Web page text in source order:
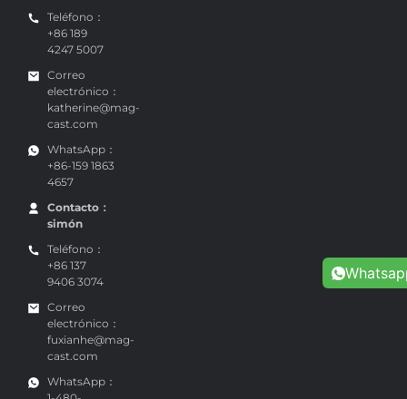
Teléfono：
+86 189
4247 5007
Correo
electrónico：
katherine@mag-
cast.com
WhatsApp：
+86-159 1863
4657
Contacto：
simón
Teléfono：
+86 137
9406 3074
Correo
electrónico：
fuxianhe@mag-
cast.com
WhatsApp：